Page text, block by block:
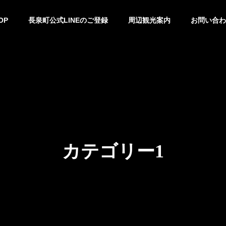
長泉町公式LINEのご登録 周辺観光案内 お問い合
カテゴリー1